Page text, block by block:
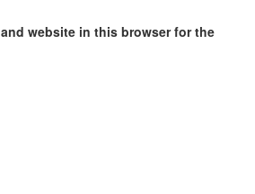
website in this browser for the